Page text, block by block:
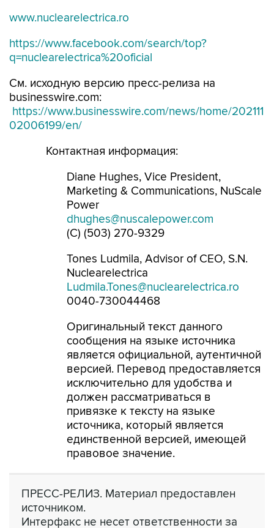
www.nuclearelectrica.ro
https://www.facebook.com/search/top?
q=nuclearelectrica%20oficial
См. исходную версию пресс-релиза на
businesswire.com:
https://www.businesswire.com/news/home/202111
02006199/en/
Контактная информация:
Diane Hughes, Vice President,
Marketing & Communications, NuScale
Power
dhughes@nuscalepower.com
(C) (503) 270-9329
Tones Ludmila, Advisor of CEO, S.N.
Nuclearelectrica
Ludmila.Tones@nuclearelectrica.ro
0040-730044468
Оригинальный текст данного
сообщения на языке источника
является официальной, аутентичной
версией. Перевод предоставляется
исключительно для удобства и
должен рассматриваться в
привязке к тексту на языке
источника, который является
единственной версией, имеющей
правовое значение.
ПРЕСС-РЕЛИЗ. Материал предоставлен
источником.
Интерфакс не несет ответственности за